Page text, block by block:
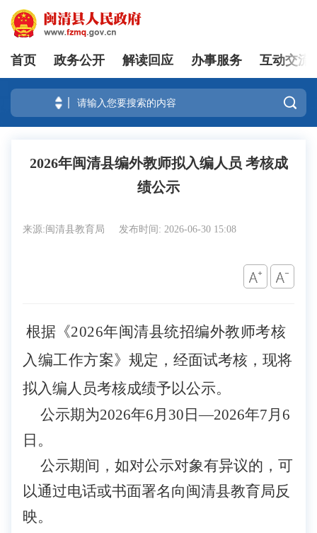
登录
首页 政务公开 解读回应 办事服务 互动交流

2026年闽清县编外教师拟入编人员 考核成
绩公示
来源:闽清县教育局 发布时间: 2026-06-30 15:08
根据《2026年闽清县统招编外教师考核
入编工作方案》规定 ，经面试考核，现将
拟入编人员考核成绩予以公示。
公示期为2026年6月 30 日—2026年7月 6
日。
公示期间，如对公示对象有异议的，可
以通过电话或书面署名向闽清县教育局反
映。